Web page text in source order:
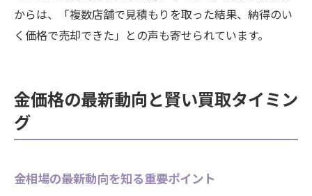
からは、「複数店舗で見積もりを取った結果、納得のい
く価格で売却できた」との声も寄せられています。
金価格の最新動向と賢い買取タイミン
グ
金相場の最新動向を知る重要ポイント